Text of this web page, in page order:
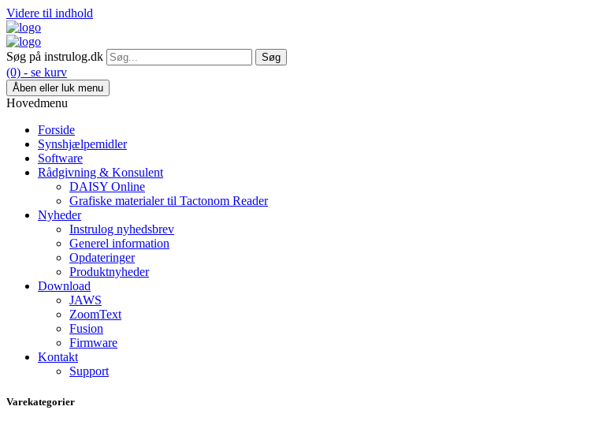
Videre til indhold
Søg på instrulog.dk
(0) - se kurv
Åben eller luk menu
Hovedmenu
Forside
Synshjælpemidler
Software
Rådgivning & Konsulent
DAISY Online
Grafiske materialer til Tactonom Reader
Nyheder
Instrulog nyhedsbrev
Generel information
Opdateringer
Produktnyheder
Download
JAWS
ZoomText
Fusion
Firmware
Kontakt
Support
Varekategorier